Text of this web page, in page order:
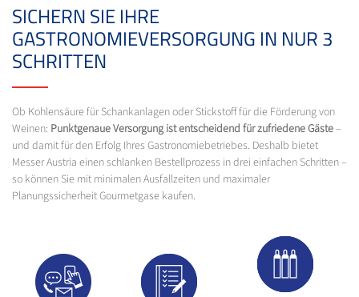
SICHERN SIE IHRE
GASTRONOMIEVERSORGUNG IN NUR 3
SCHRITTEN
Ob Kohlensäure für Schankanlagen oder Stickstoff für die Förderung von
Weinen: Punktgenaue Versorgung ist entscheidend für zufriedene Gäste–
und damit für den Erfolg Ihres Gastronomiebetriebes. Deshalb bietet
Messer Austria einen schlanken Bestellprozess in drei einfachen Schritten –
so können Sie mit minimalen Ausfallzeiten und maximaler
Planungssicherheit Gourmetgase kaufen.